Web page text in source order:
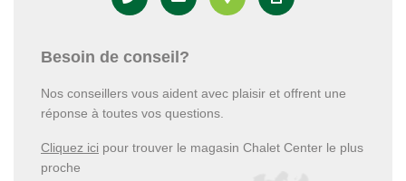
Besoin de conseil?
Nos conseillers vous aident avec plaisir et offrent une
réponse à toutes vos questions.
Cliquez ici pour trouver le magasin Chalet Center le plus
proche